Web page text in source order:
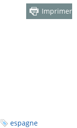
Imprimer
espagne